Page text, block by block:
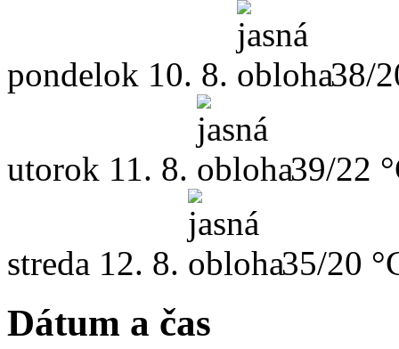
pondelok 10. 8. 38/
utorok 11. 8. 39/22
streda 12. 8. 35/20
Dátum a čas